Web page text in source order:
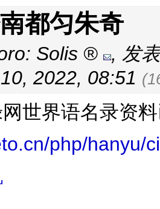
都匀朱奇
Solis , 发
2022, 08:51
世界语名录资
php/hanyu/